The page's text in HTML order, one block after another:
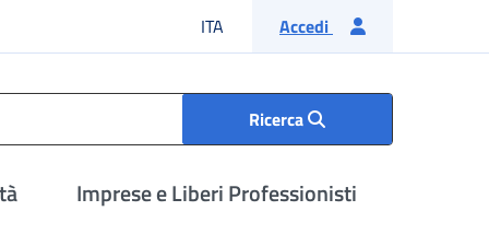
ITA Lingua italiana
Accedi
Ricerca
Imprese e Liberi Professionisti